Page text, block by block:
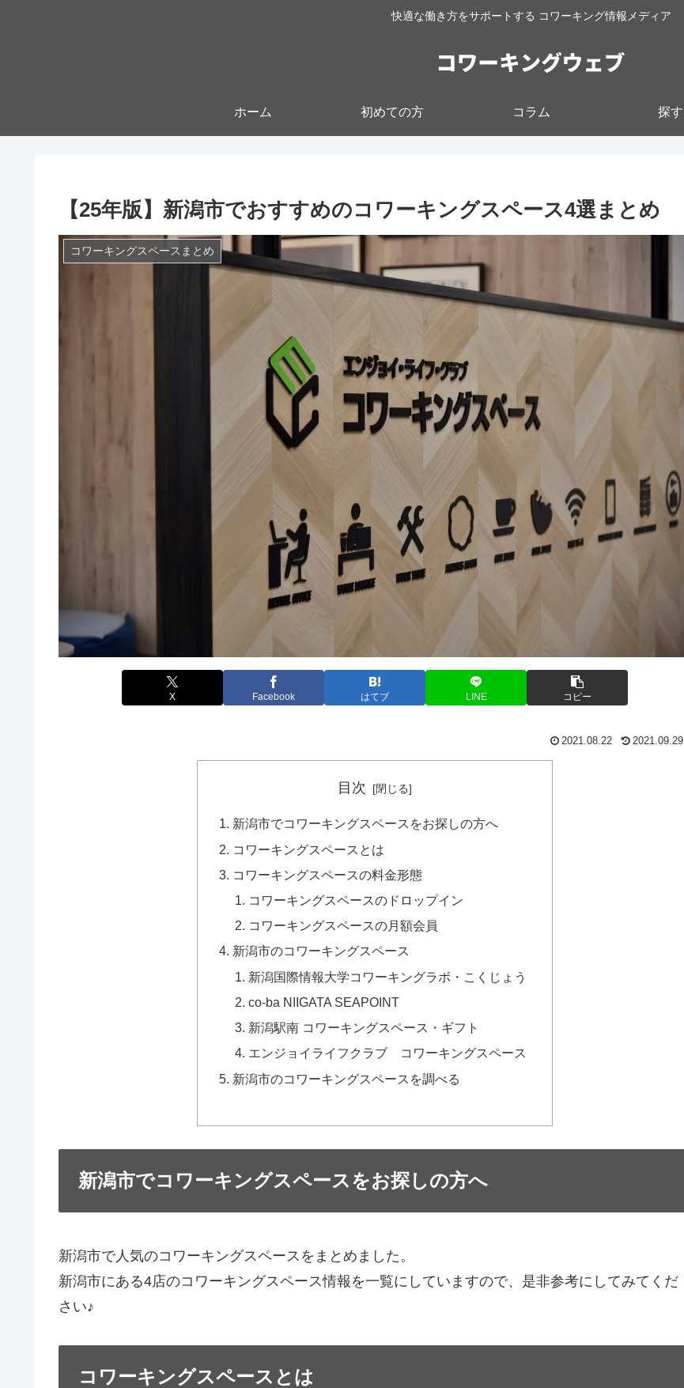
快適な働き方をサポートする コワーキング情報メディア
ホーム 初めての方 コラム 探す
【25年版】新潟市でおすすめのコワーキングスペース4選まとめ
コワーキングスペースまとめ
X Facebook はてブ LINE コピー
2021.08.22 2021.09.29
目次
新潟市でコワーキングスペースをお探しの方へ
コワーキングスペースとは
コワーキングスペースの料金形態
コワーキングスペースのドロップイン
コワーキングスペースの月額会員
新潟市のコワーキングスペース
新潟国際情報大学コワーキングラボ・こくじょう
co-ba NIIGATA SEAPOINT
新潟駅南 コワーキングスペース・ギフト
エンジョイライフクラブ コワーキングスペース
新潟市のコワーキングスペースを調べる
新潟市でコワーキングスペースをお探しの方へ
新潟市で人気のコワーキングスペースをまとめました。
新潟市にある4店のコワーキングスペース情報を一覧にしていますので、是非参考にしてみてくだ
さい♪
コワーキングスペースとは